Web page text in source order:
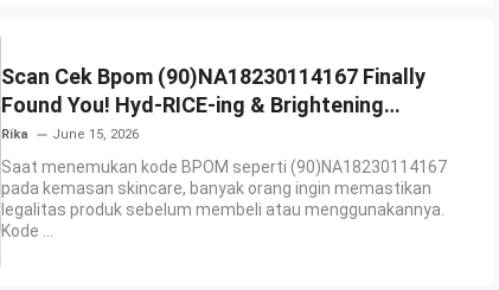
Scan Cek Bpom (90)NA18230114167 Finally
Found You! Hyd-RICE-ing & Brightening
Essence Booster
Rika June 15, 2026
Saat menemukan kode BPOM seperti (90)NA18230114167
pada kemasan skincare, banyak orang ingin memastikan
legalitas produk sebelum membeli atau menggunakannya.
Kode ...